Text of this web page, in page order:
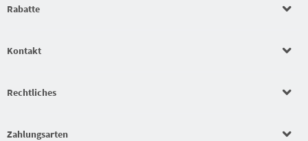
Rabatte
Kontakt
Rechtliches
Zahlungsarten